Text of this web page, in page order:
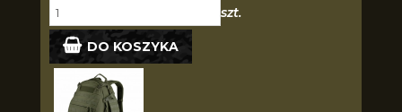
szt.
DO KOSZYKA